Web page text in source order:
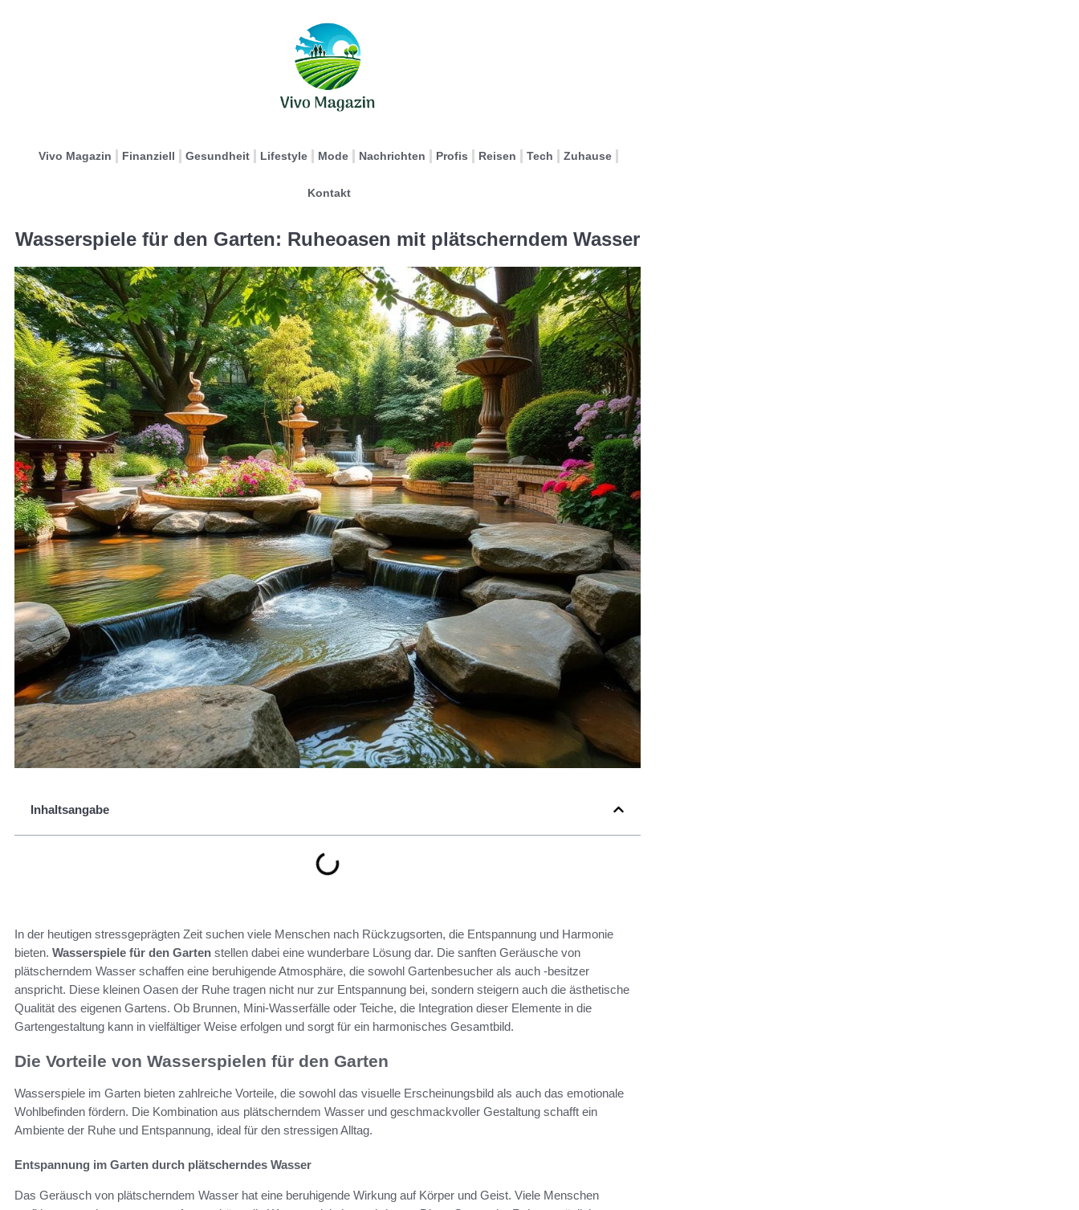
Vivo Magazin Finanziell Gesundheit Lifestyle Mode Nachrichten Profis Reisen Tech Zuhause
Kontakt
Wasserspiele für den Garten: Ruheoasen mit plätscherndem Wasser
Inhaltsangabe
In der heutigen stressgeprägten Zeit suchen viele Menschen nach Rückzugsorten, die Entspannung und Harmonie
bieten. Wasserspiele für den Garten stellen dabei eine wunderbare Lösung dar. Die sanften Geräusche von
plätscherndem Wasser schaffen eine beruhigende Atmosphäre, die sowohl Gartenbesucher als auch -besitzer
anspricht. Diese kleinen Oasen der Ruhe tragen nicht nur zur Entspannung bei, sondern steigern auch die ästhetische
Qualität des eigenen Gartens. Ob Brunnen, Mini-Wasserfälle oder Teiche, die Integration dieser Elemente in die
Gartengestaltung kann in vielfältiger Weise erfolgen und sorgt für ein harmonisches Gesamtbild.
Die Vorteile von Wasserspielen für den Garten
Wasserspiele im Garten bieten zahlreiche Vorteile, die sowohl das visuelle Erscheinungsbild als auch das emotionale
Wohlbefinden fördern. Die Kombination aus plätscherndem Wasser und geschmackvoller Gestaltung schafft ein
Ambiente der Ruhe und Entspannung, ideal für den stressigen Alltag.
Entspannung im Garten durch plätscherndes Wasser
Das Geräusch von plätscherndem Wasser hat eine beruhigende Wirkung auf Körper und Geist. Viele Menschen